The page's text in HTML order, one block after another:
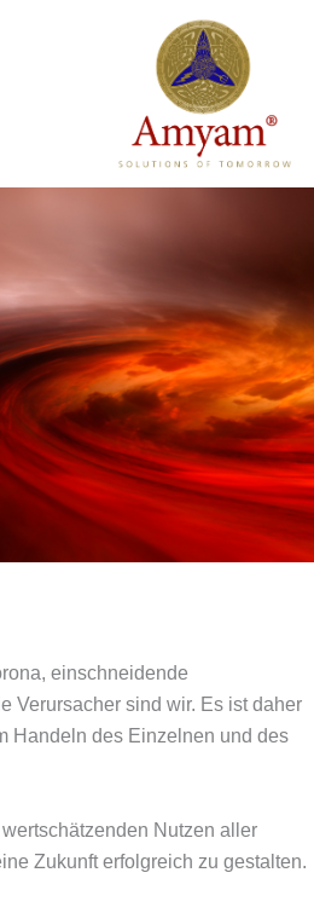
einschneidende
Verursacher sind wir. Es ist daher
Handeln des Einzelnen und des
Nutzen aller
Zukunft erfolgreich zu gestalten.